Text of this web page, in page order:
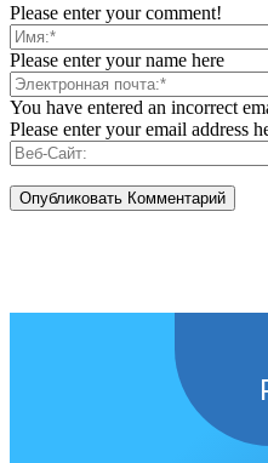
Please enter your comment!
Please enter your name here
You have entered an incorrect
Please enter your email address